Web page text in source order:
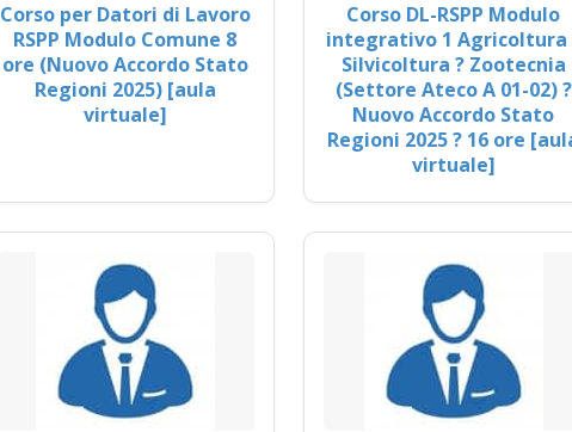
Corso per Datori di Lavoro
RSPP Modulo Comune 8
ore (Nuovo Accordo Stato
Regioni 2025) [aula
virtuale]
Corso DL-RSPP Modulo
integrativo 1 Agricoltura
Silvicoltura ? Zootecnia
(Settore Ateco A 01-02) ?
Nuovo Accordo Stato
Regioni 2025 ? 16 ore
virtuale]